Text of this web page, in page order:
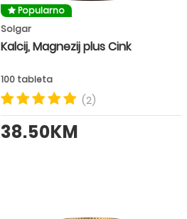
Popularno
Solgar
Kalcij, Magnezij plus Cink
100 tableta
(2)
38.50KM